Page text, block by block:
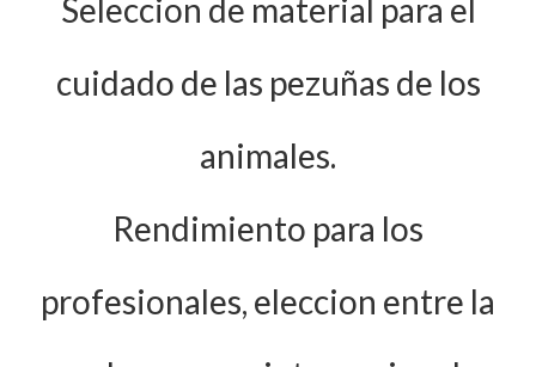
Seleccion de material para el
cuidado de las pezuñas de los
animales.
Rendimiento para los
profesionales, eleccion entre la